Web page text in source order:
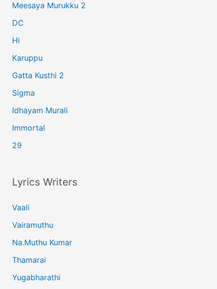
o
r
:
Meesaya Murukku 2
DC
Hi
Karuppu
Gatta Kusthi 2
Sigma
Idhayam Murali
Immortal
29
Lyrics Writers
Vaali
Vairamuthu
Na.Muthu Kumar
Thamarai
Yugabharathi